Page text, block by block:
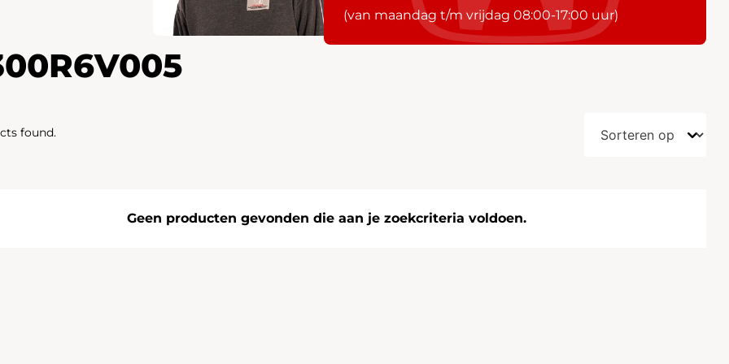
(van maandag t/m vrijdag 08:00-17:00 uur)
found.
Geen producten gevonden die aan je zoekcriteria voldoen.